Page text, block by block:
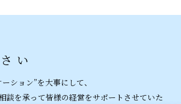
い
ション”を大事にして、
談を承って皆様の経営をサポートさせていた